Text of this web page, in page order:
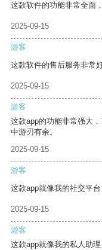
这款软件的功能非常全面
2025-09-15
游客
这款软件的售后服务非常
2025-09-15
游客
这款app的功能非常强大
中游刃有余。
2025-09-15
游客
这款app就像我的社交平
2025-09-15
游客
这款app就像我的私人助